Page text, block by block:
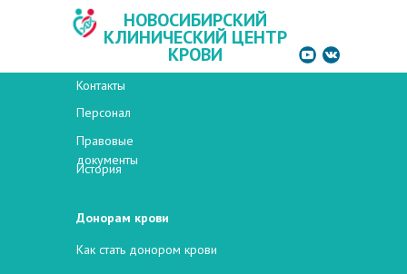
НОВОСИБИРСКИЙ
КЛИНИЧЕСКИЙ ЦЕНТР
КРОВИ
Контакты
Персонал
Правовые
документы
История
Донорам крови
Как стать донором крови
НОВОСИБИРСКИЙ
КЛИНИЧЕСКИЙ ЦЕНТР
КРОВИ